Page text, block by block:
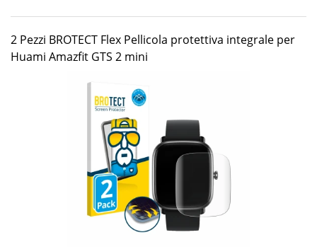
2 Pezzi BROTECT Flex Pellicola protettiva integrale per
Huami Amazfit GTS 2 mini